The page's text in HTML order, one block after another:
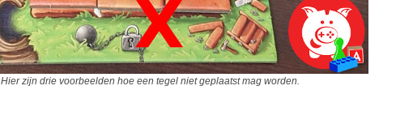
Hier zijn drie voorbeelden hoe een tegel niet geplaatst mag worden.